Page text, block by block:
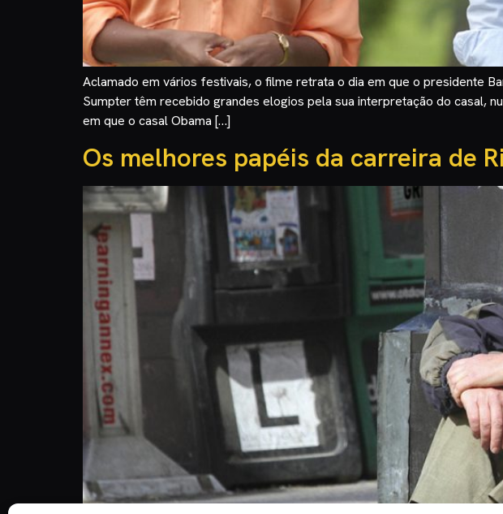
Aclamado em vários festivais, o filme retrata o dia em que o presidente
Sumpter têm recebido grandes elogios pela sua interpretação do casal,
em que o casal Obama […]
Os melhores papéis da carreira de